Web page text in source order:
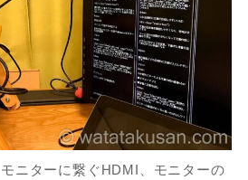
ニターに繋ぐHDMI、モニターの